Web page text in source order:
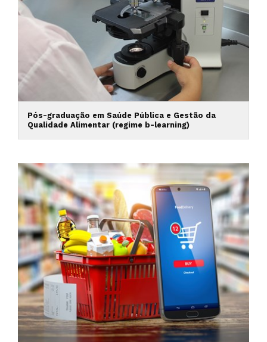
Pós-graduação em Saúde Pública e Gestão da
Qualidade Alimentar (regime b-learning)